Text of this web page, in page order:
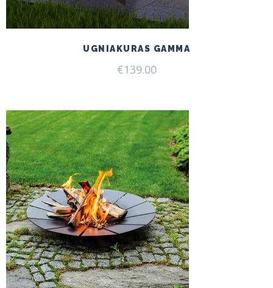
UGNIAKURAS GAMMA
€139.00